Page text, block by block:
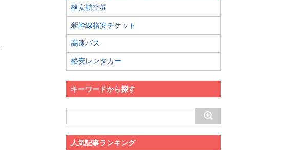
格安航空券
新幹線格安チケット
高速バス
格安レンタカー
キーワードから探す
人気記事ランキング